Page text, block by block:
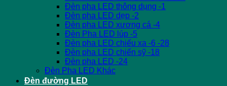
Đèn pha LED thông dụng -1
Đèn pha LED dẹp -2
Đèn pha LED xương cá -4
Đèn Pha LED lúp -5
Đèn pha LED chiếu xa -6 -28
Đèn pha LED chiến sỹ -18
Đèn pha LED -24
Đèn Pha LED Khác
Đèn đường LED